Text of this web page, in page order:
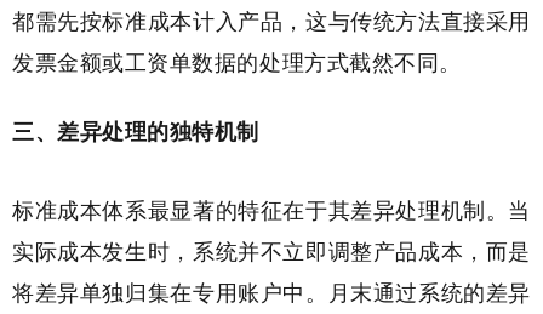
都需先按标准成本计入产品，这与传统方法直接采用
发票金额或工资单数据的处理方式截然不同。
三、差异处理的独特机制
标准成本体系最显著的特征在于其差异处理机制。当
实际成本发生时，系统并不立即调整产品成本，而是
将差异单独归集在专用账户中。月末通过系统的差异